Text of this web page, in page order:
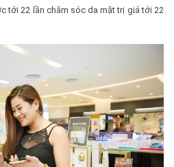
tới 22 lần chăm sóc da mặt trị giá tới 22